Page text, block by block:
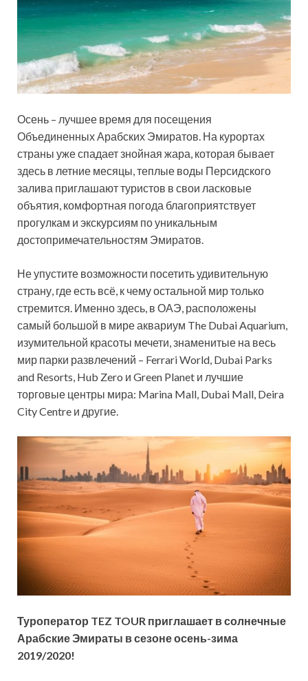
Осень – лучшее время для посещения
Объединенных Арабских Эмиратов. На курортах
страны уже спадает знойная жара, которая бывает
здесь в летние месяцы, теплые воды Персидского
залива приглашают туристов в свои ласковые
объятия, комфортная погода благоприятствует
прогулкам и экскурсиям по уникальным
достопримечательностям Эмиратов.
Не упустите возможности посетить удивительную
страну, где есть всё, к чему остальной мир только
стремится. Именно здесь, в ОАЭ, расположены
самый большой в мире аквариум The Dubai Aquarium,
изумительной красоты мечети, знаменитые на весь
мир парки развлечений – Ferrari World, Dubai Parks
and Resorts, Hub Zero и Green Planet и лучшие
торговые центры мира: Marina Mall, Dubai Mall, Deira
City Centre и другие.
Туроператор TEZ TOUR приглашает в солнечные
Арабские Эмираты в сезоне осень-зима
2019/2020!